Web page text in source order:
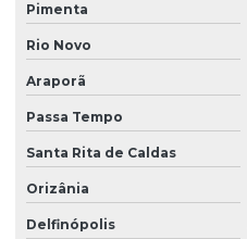
Pimenta
Rio Novo
Araporã
Passa Tempo
Santa Rita de Caldas
Orizânia
Delfinópolis